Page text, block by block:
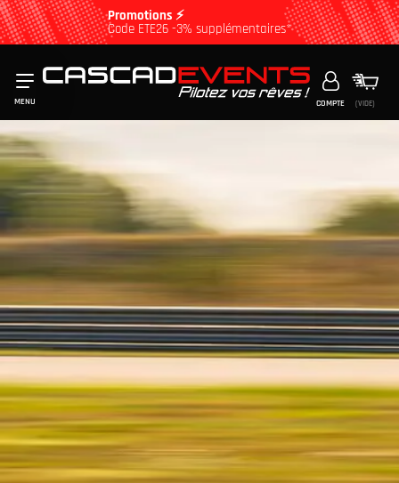
Promotions ⚡
Code ETE26 -3% supplémentaires*
MENU COMPTE (VIDE)